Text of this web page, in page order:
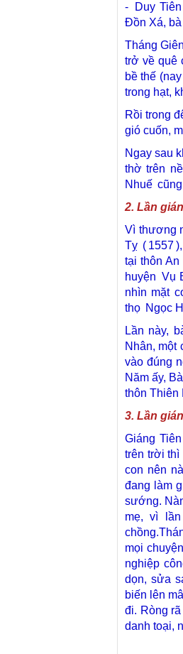
-
Duy Tiên
Đồn Xá, bà
Tháng
trở về quê
bề thế
trong hạt,
Rồi trong
gió cuốn,
Ngay sau
thờ trên
Nhuế
2. Lần
Vì thương
Tỵ ( 1557
tại thôn
huyện Vụ
nhìn mặt
thọ Ngọc
Lần này,
Nhân, một
vào đúng
Năm ấy,
thôn Thiên
3. Lần
Giáng
trên trời thì
con nên
đang làm
sướng.
mẹ, vì
mọi
nghiệp
dọn, sửa
biến lên
đi. Ròng
danh toại,